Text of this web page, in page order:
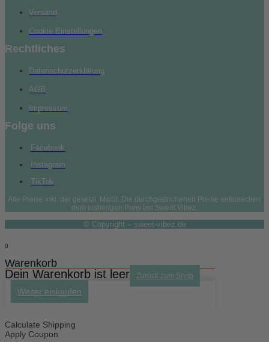
Versand
Cookie Einstellungen
Rechtliches
Datenschutzerklärung
AGB
Impressum
Folge uns
Facebook
Instagram
TikTok
Alle Preise inkl. der gesetzl. MwSt. Die durchgestrichenen Preise entsprechen
dem bisherigen Preis bei Sweet Vibez.
© Copyright – sweet-vibez.de
0
Warenkorb
Dein Warenkorb ist leer Zurück zum Shop
Weiter einkaufen
Calculate Shipping
Apply Coupon